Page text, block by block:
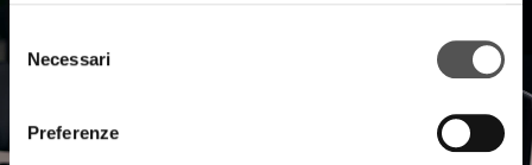
delNecessari
Preferenze